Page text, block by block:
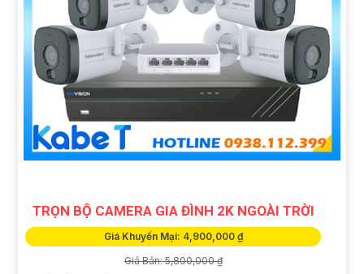
ninh cần thiết!"
Hy vọng những câu giới thiệu trên sẽ giúp bạn thành
công trong việc tiếp cận khách hàng và tăng cơ hội
bán hàng của bạn. Nếu có bất kỳ yêu cầu hay câu hỏi
nào khác, bạn có thể chia sẻ để tôi hỗ trợ bạn tốt hơn!
TRỌN BỘ CAMERA GIA ĐÌNH 2K NGOÀI TRỜI
Giá Khuyến Mại: 4,900,000 ₫
Giá Bán: 5,800,000 ₫